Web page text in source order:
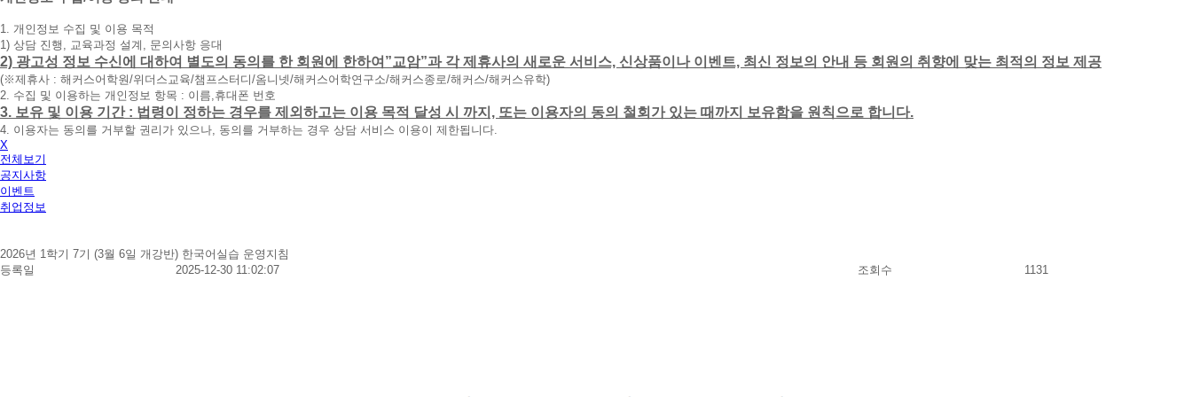
휴
대
폰
번
호
를
입
력
하
시
면
빠
간
내
1. 개인정보 수집 및 이용 목적
1) 상담 진행, 교육과정 설계, 문의사항 응대
2) 광고성 정보 수신에 대하여 별도의 동의를 한 회원에 한하여”교암”과 각 제휴사의 새로운 서비스, 신상품이나 이벤트, 최신 정보의 안내 등 회원의 취향에 맞는 최적의 정보 제공
(※제휴사 : 해커스어학원/위더스교육/챔프스터디/옴니넷/해커스어학연구소/해커스종로/해커스/해커스유학)
2. 수집 및 이용하는 개인정보 항목 : 이름,휴대폰 번호
3. 보유 및 이용 기간 : 법령이 정하는 경우를 제외하고는 이용 목적 달성 시 까지, 또는 이용자의 동의 철회가 있는 때까지 보유함을 원칙으로 합니다.
4. 이용자는 동의를 거부할 권리가 있으나, 동의를 거부하는 경우 상담 서비스 이용이 제한됩니다.
X
전체보기
공지사항
이벤트
취업정보
2026년 1학기 7기 (3월 6일 개강반) 한국어실습 운영지침
등록일
2025-12-30 11:02:07 조회수 1131